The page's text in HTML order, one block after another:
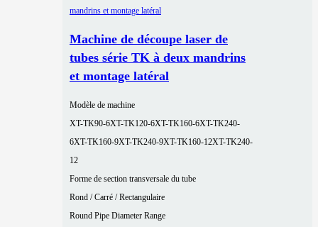
Machine de découpe laser de
tubes série TK à deux mandrins
et montage latéral
Modèle de machine
XT-TK90-6XT-TK120-6XT-TK160-6XT-TK240-
6XT-TK160-9XT-TK240-9XT-TK160-12XT-TK240-
12
Forme de section transversale du tube
Rond / Carré / Rectangulaire
Round Pipe Diameter Range